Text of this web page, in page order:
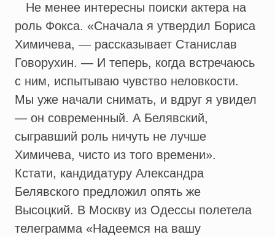
Не менее интересны поиски актера на
роль Фокса. «Сначала я утвердил Бориса
Химичева, — рассказывает Станислав
Говорухин. — И теперь, когда встречаюсь
с ним, испытываю чувство неловкости.
Мы уже начали снимать, и вдруг я увидел
— он современный. А Белявский,
сыгравший роль ничуть не лучше
Химичева, чисто из того времени».
Кстати, кандидатуру Александра
Белявского предложил опять же
Высоцкий. В Москву из Одессы полетела
телеграмма «Надеемся на вашу